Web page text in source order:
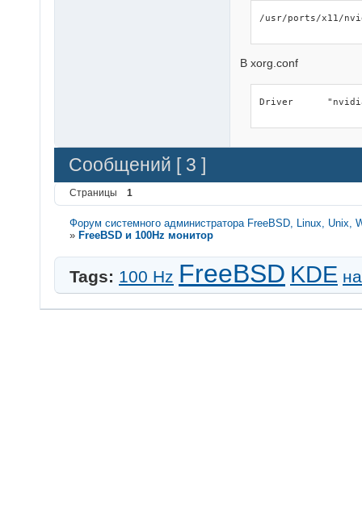
/usr/ports/x11/
В xorg.conf
Driver
Сообщений [ 3 ]
Страницы 1
Форум системного администратора FreeBSD, Linux, Unix,
»FreeBSD и 100Hz монитор
Tags: 100 Hz FreeBSD KDE